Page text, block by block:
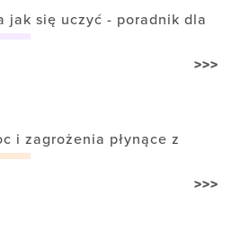
jak się uczyć - poradnik dla
>>>
i zagrożenia płynące z
>>>